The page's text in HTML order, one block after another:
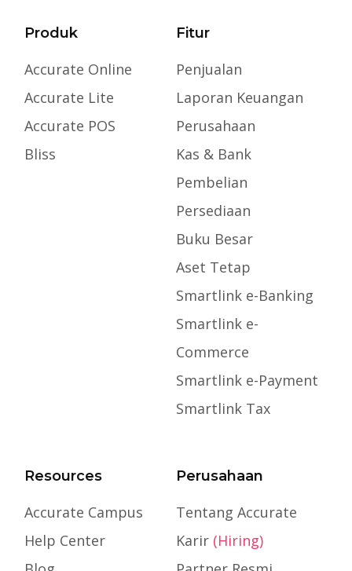
Produk
Accurate Online
Accurate Lite
Accurate POS
Bliss
Fitur
Penjualan
Laporan Keuangan
Perusahaan
Kas & Bank
Pembelian
Persediaan
Buku Besar
Aset Tetap
Smartlink e-Banking
Smartlink e-
Commerce
Smartlink e-Payment
Smartlink Tax
Resources
Accurate Campus
Help Center
Perusahaan
Tentang Accurate
Karir (Hiring)